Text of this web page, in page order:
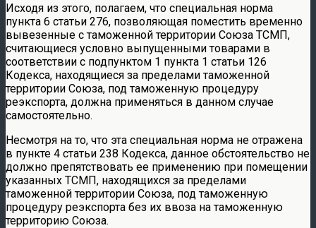
Исходя из этого, полагаем, что специальная норма
пункта 6 статьи 276, позволяющая поместить временно
вывезенные с таможенной территории Союза ТСМП,
считающиеся условно выпущенными товарами в
соответствии с подпунктом 1 пункта 1 статьи 126
Кодекса, находящиеся за пределами таможенной
территории Союза, под таможенную процедуру
реэкспорта, должна применяться в данном случае
самостоятельно.
Несмотря на то, что эта специальная норма не отражена
в пункте 4 статьи 238 Кодекса, данное обстоятельство не
должно препятствовать ее применению при помещении
указанных ТСМП, находящихся за пределами
таможенной территории Союза, под таможенную
процедуру реэкспорта без их ввоза на таможенную
территорию Союза.